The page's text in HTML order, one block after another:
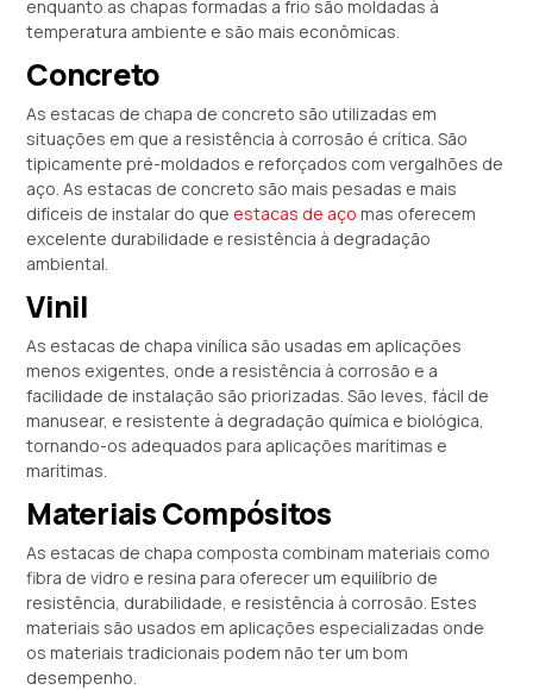
enquanto as chapas formadas a frio são moldadas à
temperatura ambiente e são mais econômicas.
Concreto
As estacas de chapa de concreto são utilizadas em
situações em que a resistência à corrosão é crítica. São
tipicamente pré-moldados e reforçados com vergalhões de
aço. As estacas de concreto são mais pesadas e mais
difíceis de instalar do que estacas de aço mas oferecem
excelente durabilidade e resistência à degradação
ambiental.
Vinil
As estacas de chapa vinílica são usadas em aplicações
menos exigentes, onde a resistência à corrosão e a
facilidade de instalação são priorizadas. São leves, fácil de
manusear, e resistente à degradação química e biológica,
tornando-os adequados para aplicações marítimas e
marítimas.
Materiais Compósitos
As estacas de chapa composta combinam materiais como
fibra de vidro e resina para oferecer um equilíbrio de
resistência, durabilidade, e resistência à corrosão. Estes
materiais são usados em aplicações especializadas onde
os materiais tradicionais podem não ter um bom
desempenho.